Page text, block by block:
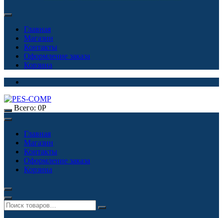
Главная
Магазин
Контакты
Оформление заказа
Корзина
Всего: 0Р
Главная
Магазин
Контакты
Оформление заказа
Корзина